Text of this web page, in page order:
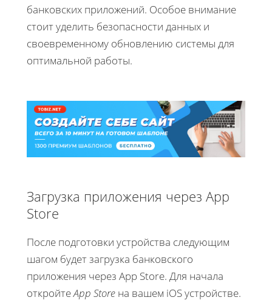
банковских приложений. Особое внимание
стоит уделить безопасности данных и
своевременному обновлению системы для
оптимальной работы.
Загрузка приложения через App
Store
После подготовки устройства следующим
шагом будет загрузка банковского
приложения через App Store. Для начала
откройтеApp Store на вашем iOS устройстве.